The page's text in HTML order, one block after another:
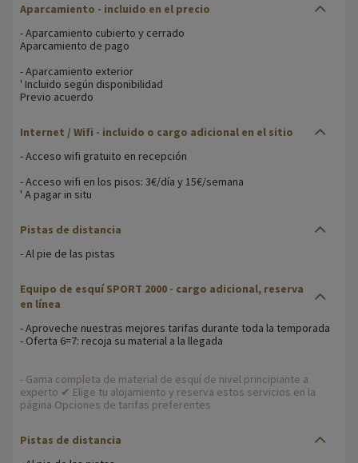
Aparcamiento - incluido en el precio
- Aparcamiento cubierto y cerrado
Aparcamiento de pago
- Aparcamiento exterior
' Incluido según disponibilidad
Previo acuerdo
Internet / Wifi - incluido o cargo adicional en el sitio
- Acceso wifi gratuito en recepción
- Acceso wifi en los pisos: 3€/día y 15€/semana
' A pagar in situ
Pistas de distancia
- Al pie de las pistas
Equipo de esquí SPORT 2000 - cargo adicional, reserva
en línea
- Aproveche nuestras mejores tarifas durante toda la temporada
- Oferta 6=7: recoja su material a la llegada
- Gama completa de material de esquí de nivel principiante a
experto ✔ Elige tu alojamiento y reserva estos servicios en la
página Opciones de tarifas preferentes
Pistas de distancia